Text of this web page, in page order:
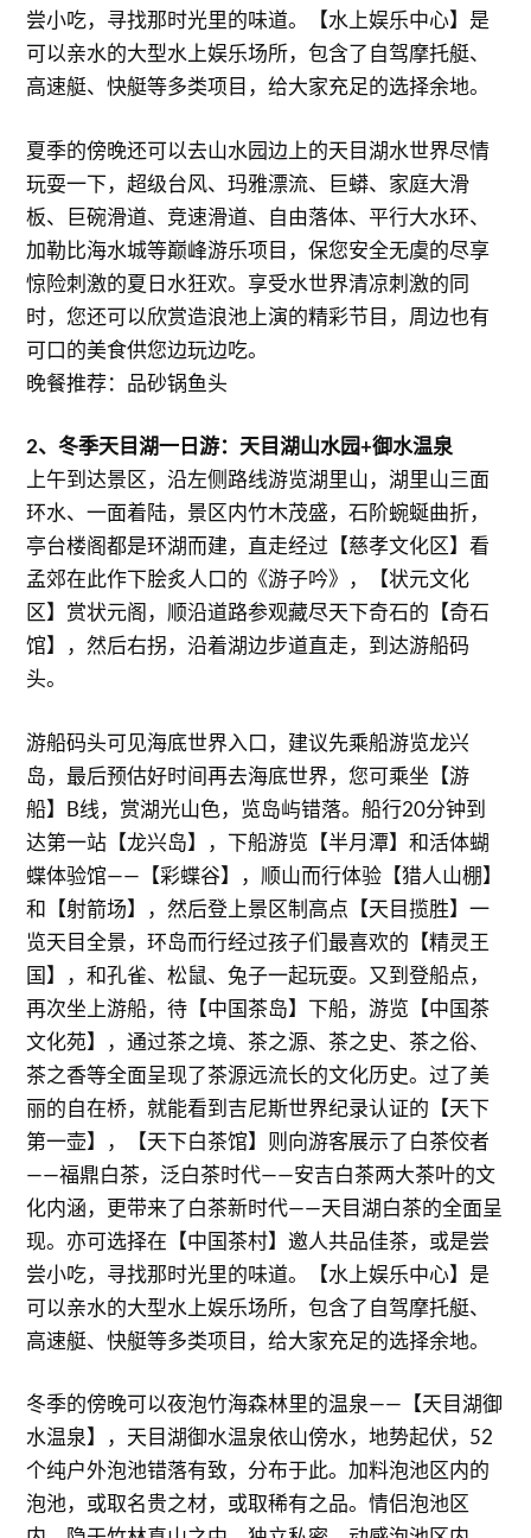
尝小吃，寻找那时光里的味道。【水上娱乐中心】是
可以亲水的大型水上娱乐场所，包含了自驾摩托艇、
高速艇、快艇等多类项目，给大家充足的选择余地。
夏季的傍晚还可以去山水园边上的天目湖水世界尽情
玩耍一下，超级台风、玛雅漂流、巨蟒、家庭大滑
板、巨碗滑道、竞速滑道、自由落体、平行大水环、
加勒比海水城等巅峰游乐项目，保您安全无虞的尽享
惊险刺激的夏日水狂欢。享受水世界清凉刺激的同
时，您还可以欣赏造浪池上演的精彩节目，周边也有
可口的美食供您边玩边吃。
晚餐推荐：品砂锅鱼头
2、冬季天目湖一日游：天目湖山水园+御水温泉
上午到达景区，沿左侧路线游览湖里山，湖里山三面
环水、一面着陆，景区内竹木茂盛，石阶蜿蜒曲折，
亭台楼阁都是环湖而建，直走经过【慈孝文化区】看
孟郊在此作下脍炙人口的《游子吟》，【状元文化
区】赏状元阁，顺沿道路参观藏尽天下奇石的【奇石
馆】，然后右拐，沿着湖边步道直走，到达游船码
头。
游船码头可见海底世界入口，建议先乘船游览龙兴
岛，最后预估好时间再去海底世界，您可乘坐【游
船】B线，赏湖光山色，览岛屿错落。船行20分钟到
达第一站【龙兴岛】，下船游览【半月潭】和活体蝴
蝶体验馆——【彩蝶谷】，顺山而行体验【猎人山棚】
和【射箭场】，然后登上景区制高点【天目揽胜】一
览天目全景，环岛而行经过孩子们最喜欢的【精灵王
国】，和孔雀、松鼠、兔子一起玩耍。又到登船点，
再次坐上游船，待【中国茶岛】下船，游览【中国茶
文化苑】，通过茶之境、茶之源、茶之史、茶之俗、
茶之香等全面呈现了茶源远流长的文化历史。过了美
丽的自在桥，就能看到吉尼斯世界纪录认证的【天下
第一壶】，【天下白茶馆】则向游客展示了白茶佼者
——福鼎白茶，泛白茶时代——安吉白茶两大茶叶的文
化内涵，更带来了白茶新时代——天目湖白茶的全面呈
现。亦可选择在【中国茶村】邀人共品佳茶，或是尝
尝小吃，寻找那时光里的味道。【水上娱乐中心】是
可以亲水的大型水上娱乐场所，包含了自驾摩托艇、
高速艇、快艇等多类项目，给大家充足的选择余地。
冬季的傍晚可以夜泡竹海森林里的温泉——【天目湖御
水温泉】，天目湖御水温泉依山傍水，地势起伏，52
个纯户外泡池错落有致，分布于此。加料泡池区内的
泡池，或取名贵之材，或取稀有之品。情侣泡池区